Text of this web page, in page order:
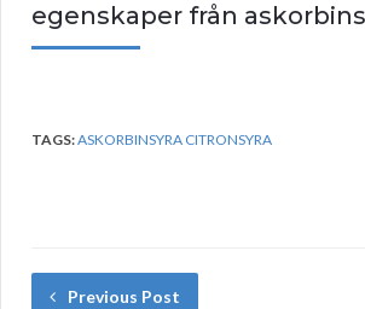
egenskaper från
TAGS:ASKORBINSYRA CITRONSYRA
Previous Post